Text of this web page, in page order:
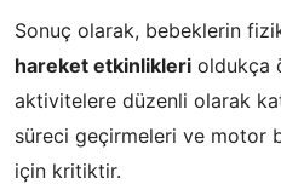
Sonuç olarak, bebeklerin
hareket etkinlikleri oldukça
aktivitelere düzenli olarak
süreci geçirmeleri ve motor
için kritiktir.